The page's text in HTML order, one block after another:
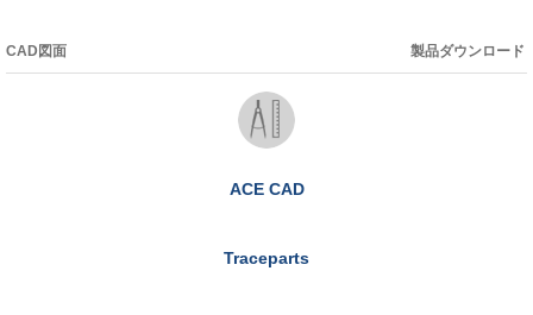
CAD図面 製品ダウンロード
ACE CAD
Traceparts